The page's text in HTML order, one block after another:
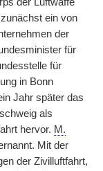
zunächst ein von
der
für
für
in Bonn
Jahr später das
als
hervor. M.
Mit der
der Zivilluftfahrt,